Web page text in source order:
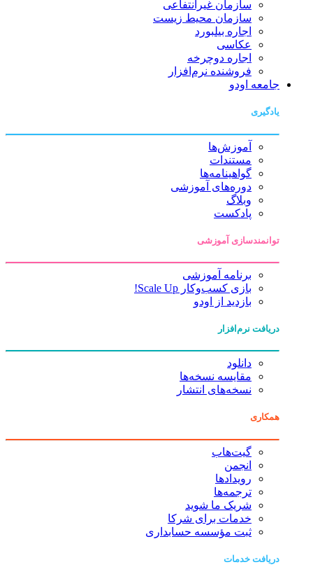
سازمان غیرانتفاعی
سازمان محیط زیست
اجاره بیلبورد
عکاسی
اجاره دوچرخه
فروشنده نرم‌افزار
جامعه اودو
یادگیری
آموزش‌ها
مستندات
گواهینامه‌ها
دوره‌های آموزشی
وبلاگ
پادکست
توانمندسازی آموزشی
برنامه آموزشی
بازی کسب‌وکار Scale Up!
بازدید از اودو
دریافت نرم‌افزار
دانلود
مقایسه نسخه‌ها
نسخه‌های انتشار
همکاری
گیت‌هاب
انجمن
رویدادها
ترجمه‌ها
شریک ما شوید
خدمات برای شرکا
ثبت مؤسسه حسابداری
دریافت خدمات